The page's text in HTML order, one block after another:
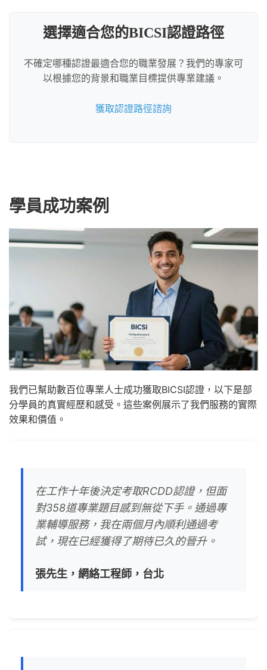
選擇適合您的BICSI認證路徑
不確定哪種認證最適合您的職業發展？我們的專家可
以根據您的背景和職業目標提供專業建議。
獲取認證路徑諮詢
學員成功案例
我們已幫助數百位專業人士成功獲取BICSI認證，以下是部
分學員的真實經歷和感受。這些案例展示了我們服務的實際
效果和價值。
在工作十年後決定考取RCDD認證，但面
對358道專業題目感到無從下手。通過專
業輔導服務，我在兩個月內順利通過考
試，現在已經獲得了期待已久的晉升。
張先生，網絡工程師，台北